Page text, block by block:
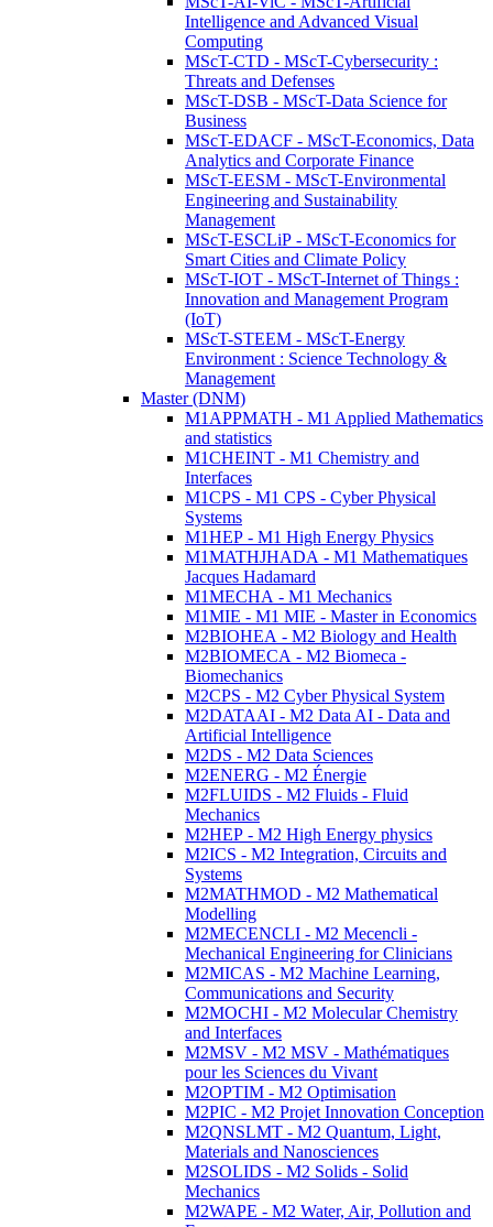
Intelligence and Advanced Visual
Computing
MScT-CTD - MScT-Cybersecurity :
Threats and Defenses
MScT-DSB - MScT-Data Science for
Business
MScT-EDACF - MScT-Economics, Data
Analytics and Corporate Finance
MScT-EESM - MScT-Environmental
Engineering and Sustainability
Management
MScT-ESCLiP - MScT-Economics for
Smart Cities and Climate Policy
MScT-IOT - MScT-Internet of Things :
Innovation and Management Program
(IoT)
MScT-STEEM - MScT-Energy
Environment : Science Technology &
Management
Master (DNM)
M1APPMATH - M1 Applied Mathematics
and statistics
M1CHEINT - M1 Chemistry and
Interfaces
M1CPS - M1 CPS - Cyber Physical
Systems
M1HEP - M1 High Energy Physics
M1MATHJHADA - M1 Mathematiques
Jacques Hadamard
M1MECHA - M1 Mechanics
M1MIE - M1 MIE - Master in Economics
M2BIOHEA - M2 Biology and Health
M2BIOMECA - M2 Biomeca -
Biomechanics
M2CPS - M2 Cyber Physical System
M2DATAAI - M2 Data AI - Data and
Artificial Intelligence
M2DS - M2 Data Sciences
M2ENERG - M2 Énergie
M2FLUIDS - M2 Fluids - Fluid
Mechanics
M2HEP - M2 High Energy physics
M2ICS - M2 Integration, Circuits and
Systems
M2MATHMOD - M2 Mathematical
Modelling
M2MECENCLI - M2 Mecencli -
Mechanical Engineering for Clinicians
M2MICAS - M2 Machine Learning,
Communications and Security
M2MOCHI - M2 Molecular Chemistry
and Interfaces
M2MSV - M2 MSV - Mathématiques
pour les Sciences du Vivant
M2OPTIM - M2 Optimisation
M2PIC - M2 Projet Innovation Conception
M2QNSLMT - M2 Quantum, Light,
Materials and Nanosciences
M2SOLIDS - M2 Solids - Solid
Mechanics
M2WAPE - M2 Water, Air, Pollution and